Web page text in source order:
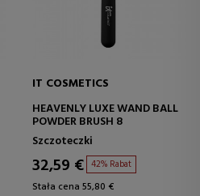
IT COSMETICS
HEAVENLY LUXE WAND BALL
POWDER BRUSH 8
Szczoteczki
32,59 € 42% Rabat
Stała cena 55,80 €